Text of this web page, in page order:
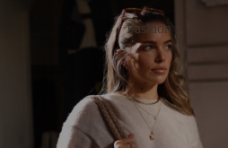
Fashion